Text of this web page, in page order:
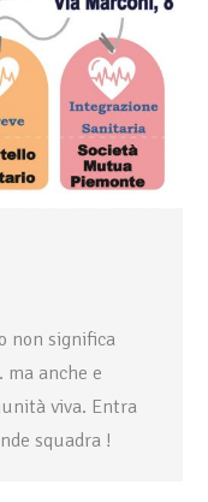
non significa
anche e
viva. Entra
squadra !